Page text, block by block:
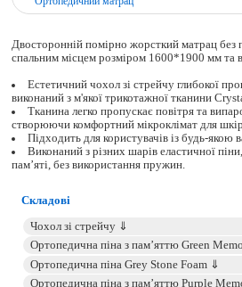
Двосторонній помірно жорсткий матрац без
спальним місцем розміром 1600*1900 мм та
Естетичний чохол зі стрейчу глибокої
виконаний з м'якої трикотажної тканини
Тканина легко пропускає повітря та
створюючи комфортний мікроклімат для
Підходить для користувачів із будь-якою
Виконаний з різних шарів еластичної
пам’яті, без використання пружин.
Складові